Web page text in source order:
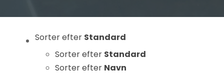
Sorter efter Standard
Sorter efter Standard
Sorter efter Navn
hjemmesiden
bruges.
Oplevelse